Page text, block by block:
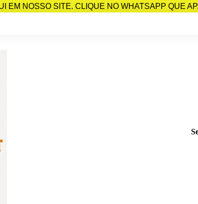
EM NOSSO SITE. CLIQUE NO WHATSAPP QUE